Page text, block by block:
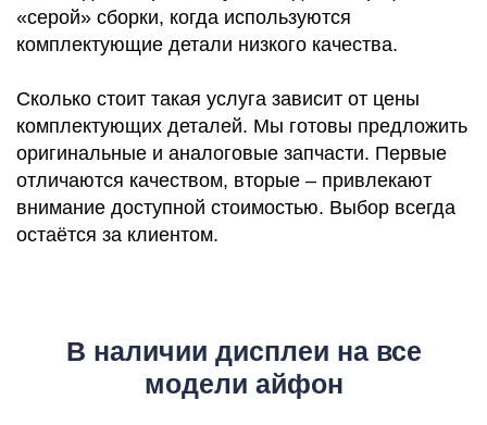
«серой» сборки, когда используются
комплектующие детали низкого качества.
Сколько стоит такая услуга зависит от цены
комплектующих деталей. Мы готовы предложить
оригинальные и аналоговые запчасти. Первые
отличаются качеством, вторые – привлекают
внимание доступной стоимостью. Выбор всегда
остаётся за клиентом.
В наличии дисплеи на все
модели айфон